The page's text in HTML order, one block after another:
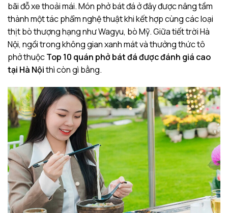
bãi đỗ xe thoải mái. Món phở bát đá ở đây được nâng tầm
thành một tác phẩm nghệ thuật khi kết hợp cùng các loại
thịt bò thượng hạng như Wagyu, bò Mỹ. Giữa tiết trời Hà
Nội, ngồi trong không gian xanh mát và thưởng thức tô
phở thuộcTop 10 quán phở bát đá được đánh giá cao
tại Hà Nộithì còn gì bằng.